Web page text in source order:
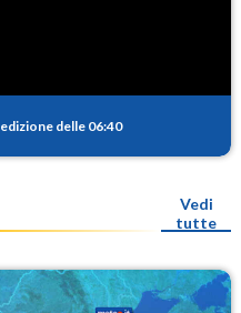
edizione delle 06:40
Vedi
tutte